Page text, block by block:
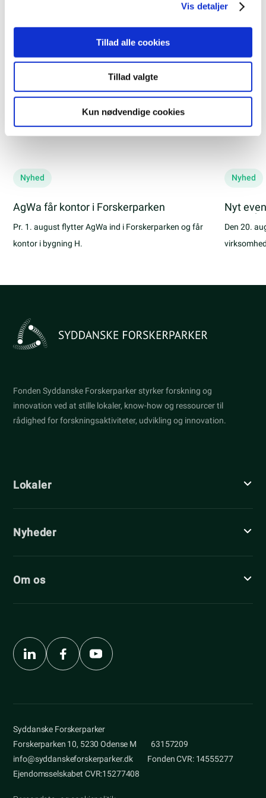
analysepartnere. Vores partnere kan kombinere disse
de har indsamlet fra din brug af deres tjenester.
Vis detaljer
Tillad alle cookies
Tillad valgte
Kun nødvendige cookies
Hold dig opdateret om hvad der
sker hos os
AlleNyhed
Nyhed
AgWa får kontor i Forskerparken
Pr. 1. august flytter AgWa ind i Forskerparken og får
kontor i bygning H.
Nyhed
Nyt
Den 20.
Fonden Syddanske Forskerparker styrker forskning og
innovation ved at stille lokaler, know-how og ressourcer til
rådighed for forskningsaktiviteter, udvikling og innovation.
Lokaler
Nyheder
Om os
Syddanske Forskerparker
Forskerparken 10, 5230 Odense M
63157209
info@syddanskeforskerparker.dk
Fonden CVR: 14555277
Ejendomsselskabet CVR:15277408